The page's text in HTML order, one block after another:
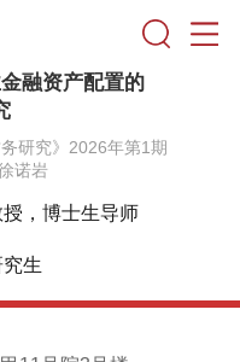
融资产配置的
研究》2026年第1期
诺岩
，博士生导师
生